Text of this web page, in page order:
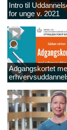
Intro til
for unge v. 2021
Adgangskortet